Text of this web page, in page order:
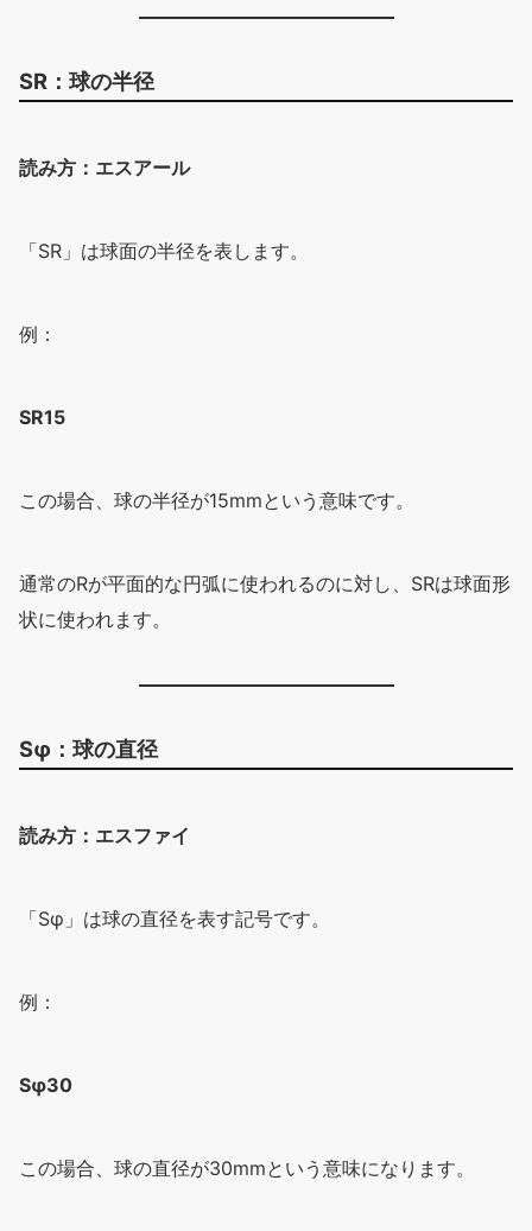
SR：球の半径
読み方：エスアール
「SR」は球面の半径を表します。
例：
SR15
この場合、球の半径が15mmという意味です。
通常のRが平面的な円弧に使われるのに対し、SRは球面形
状に使われます。
Sφ：球の直径
読み方：エスファイ
「Sφ」は球の直径を表す記号です。
例：
Sφ30
この場合、球の直径が30mmという意味になります。